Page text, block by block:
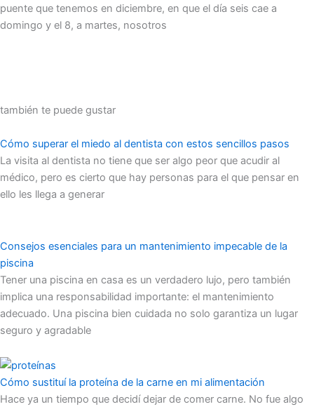
puente que tenemos en diciembre, en que el día seis cae a
domingo y el 8, a martes, nosotros
también te puede gustar
Cómo superar el miedo al dentista con estos sencillos pasos
La visita al dentista no tiene que ser algo peor que acudir al
médico, pero es cierto que hay personas para el que pensar en
ello les llega a generar
Consejos esenciales para un mantenimiento impecable de la
piscina
Tener una piscina en casa es un verdadero lujo, pero también
implica una responsabilidad importante: el mantenimiento
adecuado. Una piscina bien cuidada no solo garantiza un lugar
seguro y agradable
Cómo sustituí la proteína de la carne en mi alimentación
Hace ya un tiempo que decidí dejar de comer carne. No fue algo